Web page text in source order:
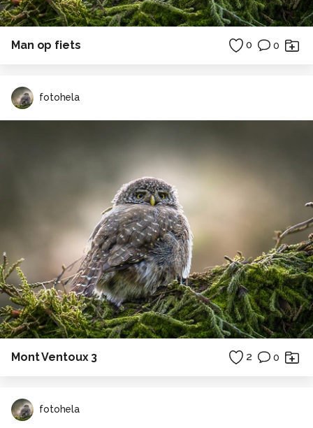
Man op fiets 0 0
fotohela
Mont Ventoux 3 2 0
fotohela